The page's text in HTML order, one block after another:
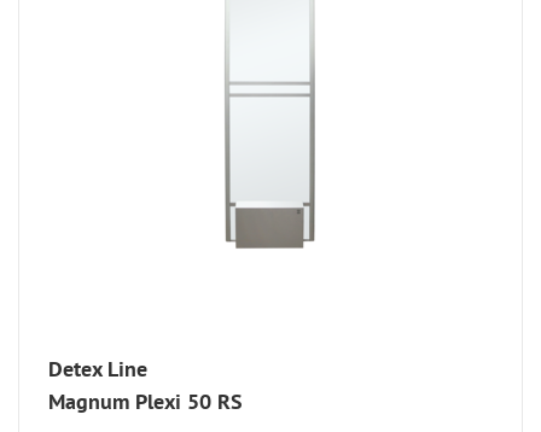
Detex Line
Magnum Plexi 50 RS